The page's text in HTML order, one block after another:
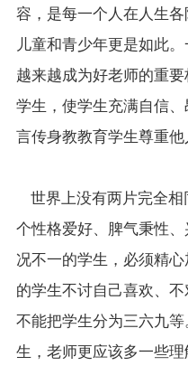
容，是每一个人在人生
儿童和青少年更是如此
越来越成为好老师的重
学生，使学生充满自信
言传身教教育学生尊重他
世界上没有两片完全相
个性格爱好、脾气秉性
况不一的学生，必须精
的学生不讨自己喜欢、
不能把学生分为三六九
生，老师更应该多一些